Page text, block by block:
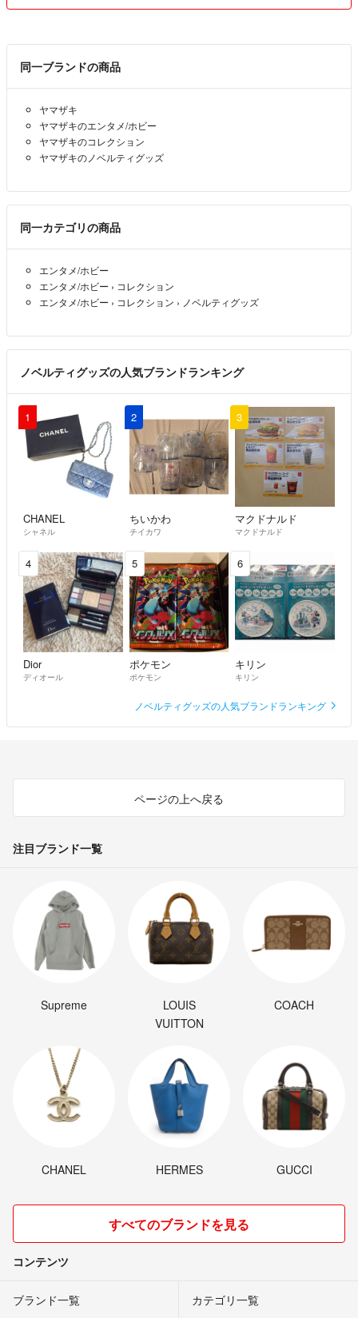
同一ブランドの商品
ヤマザキ
ヤマザキのエンタメ/ホビー
ヤマザキのコレクション
ヤマザキのノベルティグッズ
同一カテゴリの商品
エンタメ/ホビー
エンタメ/ホビー › コレクション
エンタメ/ホビー › コレクション › ノベルティグッズ
ノベルティグッズの人気ブランドランキング
1
CHANEL
シャネル
2
ちいかわ
チイカワ
3
マクドナルド
マクドナルド
4
Dior
ディオール
5
ポケモン
ポケモン
6
キリン
キリン
ノベルティグッズの人気ブランドランキング
ページの上へ戻る
注目ブランド一覧
Supreme
LOUIS
VUITTON
COACH
CHANEL HERMES GUCCI
すべてのブランドを見る
コンテンツ
ブランド一覧 カテゴリ一覧